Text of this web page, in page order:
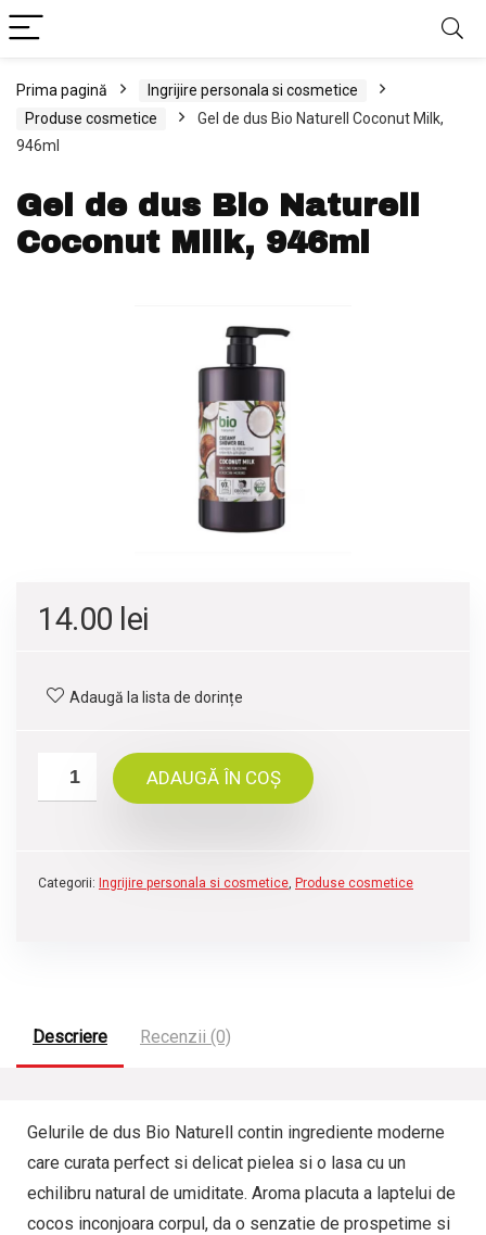
Prima pagină
Ingrijire personala si cosmetice
Produse cosmetice
Gel de dus Bio Naturell Coconut Milk,
946ml
Gel de dus Bio Naturell
Coconut Milk, 946ml
14.00 lei
Adaugă la lista de dorințe
ADAUGĂ ÎN COȘ
Categorii: Ingrijire personala si cosmetice, Produse cosmetice
Descriere Recenzii (0)
Gelurile de dus Bio Naturell contin ingrediente moderne
care curata perfect si delicat pielea si o lasa cu un
echilibru natural de umiditate. Aroma placuta a laptelui de
cocos inconjoara corpul, da o senzatie de prospetime si